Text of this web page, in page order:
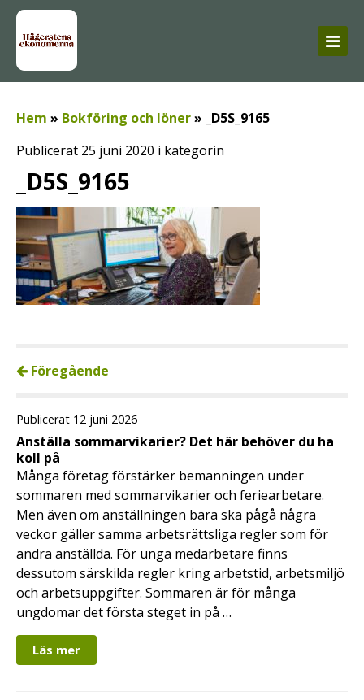
Hem » Bokföring och löner» _D5S_9165
Publicerat 25 juni 2020 i kategorin
_D5S_9165
Föregående
Publicerat 12 juni 2026
Anställa sommarvikarier? Det här behöver du ha
koll på
Många företag förstärker bemanningen under
sommaren med sommarvikarier och feriearbetare.
Men även om anställningen bara ska pågå några
veckor gäller samma arbetsrättsliga regler som för
andra anställda. För unga medarbetare finns
dessutom särskilda regler kring arbetstid, arbetsmiljö
och arbetsuppgifter. Sommaren är för många
ungdomar det första steget in på …
Läs mer